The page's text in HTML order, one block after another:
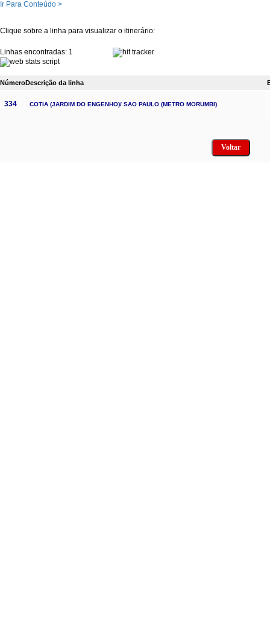
Ir Para Conteúdo >
Clique sobre a linha para visualizar o itinerário:
Linhas encontradas: 1
NúmeroDescrição da linha
334 COTIA (JARDIM DO ENGENHO)/ SAO PAULO (METRO MORUMBI)